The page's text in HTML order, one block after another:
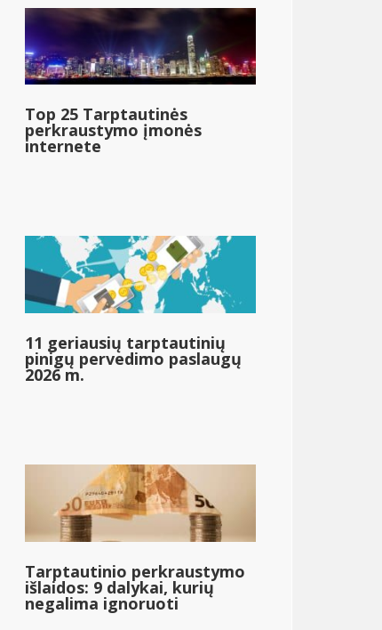
Top 25 Tarptautinės
perkraustymo įmonės
internete
11 geriausių tarptautinių
pinigų pervedimo paslaugų
2026 m.
Tarptautinio perkraustymo
išlaidos: 9 dalykai, kurių
negalima ignoruoti